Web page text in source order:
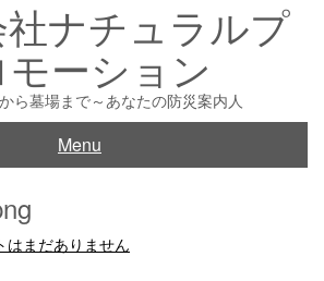
ナチュラルプ
モーション
ら墓場まで～あなたの防災案内人
Menu
はまだありません